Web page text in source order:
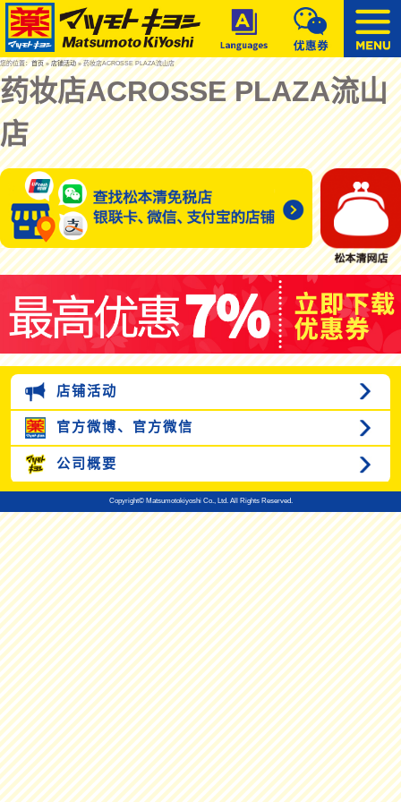
您的位置：首页»店铺活动» 药妆店ACROSSE PLAZA流山店
药妆店ACROSSE PLAZA流山
店
店铺活动
官方微博、 官方微信
公司概要
Copyright© Matsumotokiyoshi Co., Ltd. All Rights Reserved.